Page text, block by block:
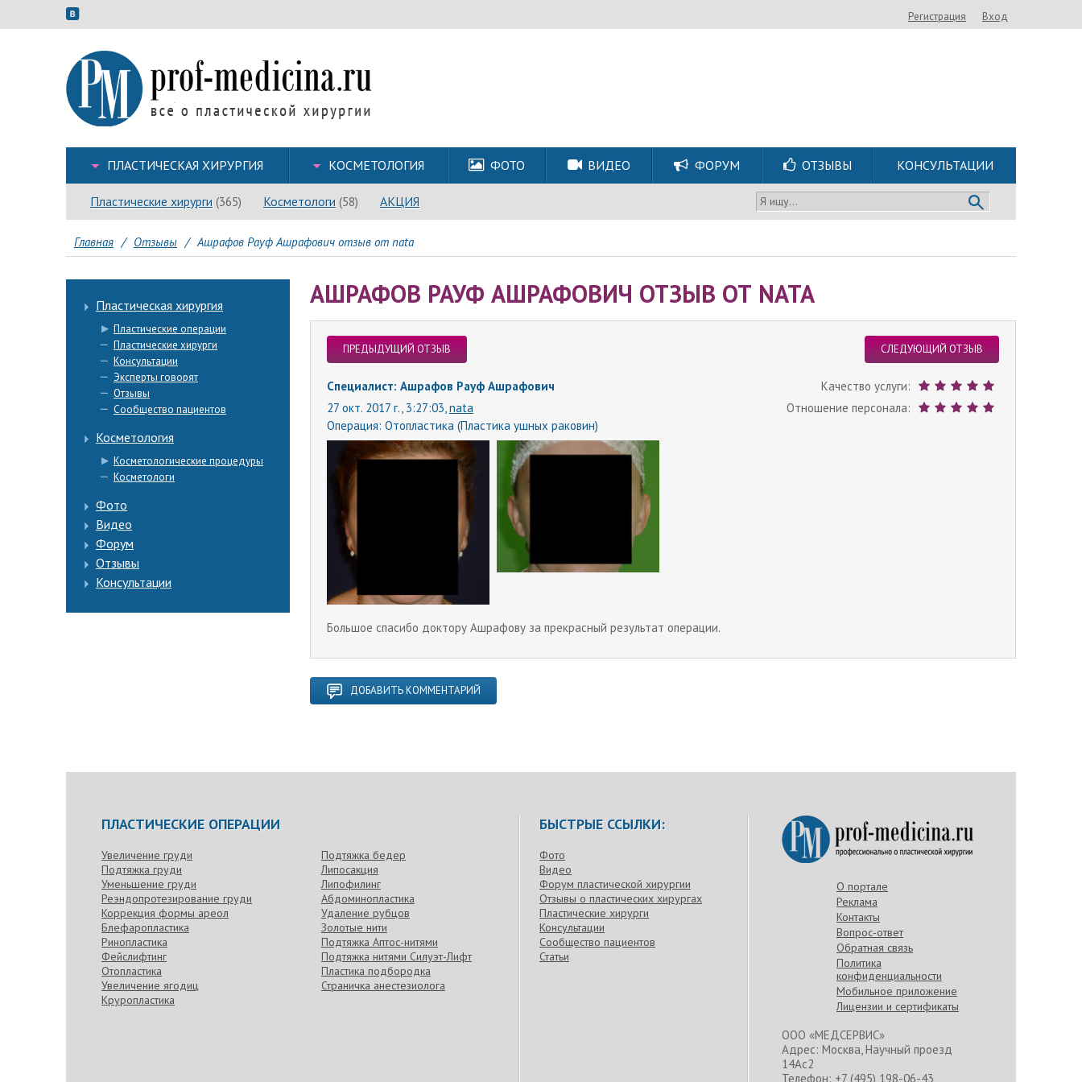
Регистрация Вход
ПЛАСТИЧЕСКАЯ ХИРУРГИЯ КОСМЕТОЛОГИЯ ФОТО ВИДЕО ФОРУМ ОТЗЫВЫ КОНСУЛЬТАЦИИ
Пластические хирурги (365) Косметологи (58) АКЦИЯ Я ищу...
Главная / Отзывы / Ашрафов Рауф Ашрафович отзыв от nata
Пластическая хирургия
Пластические операции
Пластические хирурги
Консультации
Эксперты говорят
Отзывы
Сообщество пациентов
Косметология
Косметологические процедуры
Косметологи
Фото
Видео
Форум
Отзывы
Консультации
АШРАФОВ РАУФ АШРАФОВИЧ ОТЗЫВ ОТ NATA
ПРЕДЫДУЩИЙ ОТЗЫВ СЛЕДУЮЩИЙ ОТЗЫВ
Качество услуги:
Отношение персонала:
Специалист: Ашрафов Рауф Ашрафович
27 окт. 2017 г., 3:27:03, nata
Операция: Отопластика (Пластика ушных раковин)
Большое спасибо доктору Ашрафову за прекрасный результат операции.
ДОБАВИТЬ КОММЕНТАРИЙ
ПЛАСТИЧЕСКИЕ ОПЕРАЦИИ
Увеличение груди
Подтяжка груди
Уменьшение груди
Реэндопротезирование груди
Коррекция формы ареол
Блефаропластика
Ринопластика
Фейслифтинг
Отопластика
Увеличение ягодиц
Круропластика
Подтяжка бедер
Липосакция
Липофилинг
Абдоминопластика
Удаление рубцов
Золотые нити
Подтяжка Аптос-нитями
Подтяжка нитями Силуэт-Лифт
Пластика подбородка
Страничка анестезиолога
БЫСТРЫЕ ССЫЛКИ:
Фото
Видео
Форум пластической хирургии
Отзывы о пластических хирургах
Пластические хирурги
Консультации
Сообщество пациентов
Статьи
О портале
Реклама
Контакты
Вопрос-ответ
Обратная связь
Политика
конфиденциальности
Мобильное приложение
Лицензии и сертификаты
ООО «МЕДСЕРВИС»
Адрес: Москва, Научный проезд
14Ас2
Телефон: +7 (495) 198-06-43